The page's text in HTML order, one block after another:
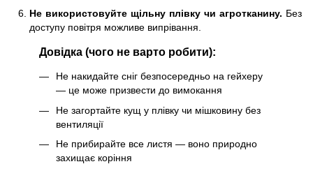
Не використовуйте щільну плівку чи агротканину. Без
доступу повітря можливе випрівання.
Довідка (чого не варто робити):
Не накидайте сніг безпосередньо на гейхеру
— це може призвести до вимокання
Не загортайте кущ у плівку чи мішковину без
вентиляції
Не прибирайте все листя — воно природно
захищає коріння